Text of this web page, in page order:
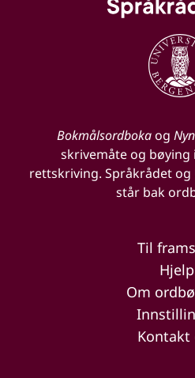
Bokmålsordbokaog
skrivemåte og
rettskriving. Språkrådet
står bak
Til
Hjelp
Om
Kontakt